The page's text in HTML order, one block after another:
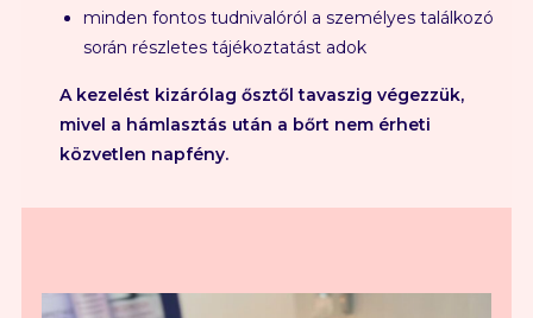
minden fontos tudnivalóról a személyes találkozó
során részletes tájékoztatást adok
A kezelést kizárólag ősztől tavaszig végezzük,
mivel a hámlasztás után a bőrt nem érheti
közvetlen napfény.